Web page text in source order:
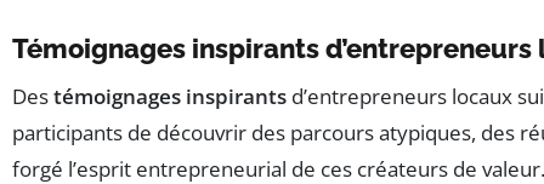
Témoignages inspirants d’entrepreneurs
Destémoignages inspirants d’entrepreneurs locaux
participants de découvrir des parcours atypiques, des
forgé l’esprit entrepreneurial de ces créateurs de